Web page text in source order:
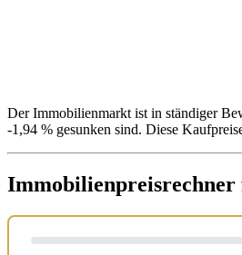
Der Immobilienmarkt ist in ständiger
-1,94 % gesunken sind. Diese
Immobilienpreisrechner